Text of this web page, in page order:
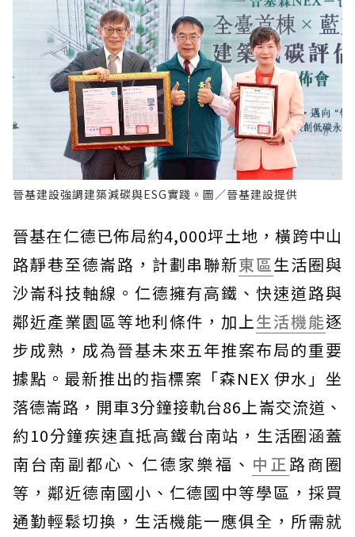
晉基建設強調建築減碳與ESG實踐。圖／晉基建設提供
晉基在仁德已佈局約4,000坪土地，橫跨中山
路靜巷至德崙路，計劃串聯新東區生活圈與
沙崙科技軸線。仁德擁有高鐵、快速道路與
鄰近產業園區等地利條件，加上生活機能逐
步成熟，成為晉基未來五年推案布局的重要
據點。最新推出的指標案「森NEX 伊水」坐
落德崙路，開車3分鐘接軌台86上崙交流道、
約10分鐘疾速直抵高鐵台南站，生活圈涵蓋
南台南副都心、仁德家樂福、 中正路商圈
等，鄰近德南國小、仁德國中等學區，採買
通勤輕鬆切換，生活機能一應俱全，所需就